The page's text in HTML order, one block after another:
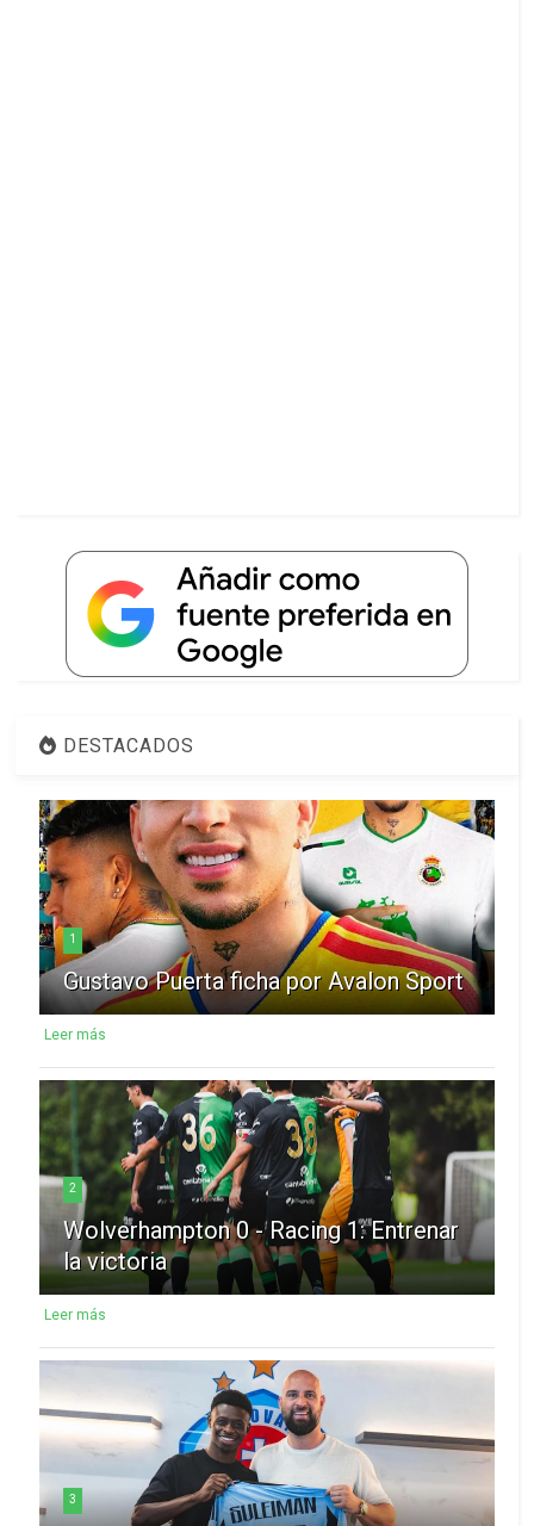
DESTACADOS
1
Gustavo Puerta ficha por Avalon Sport
Leer más
2
Wolverhampton 0 - Racing 1: Entrenar
la victoria
Leer más
3